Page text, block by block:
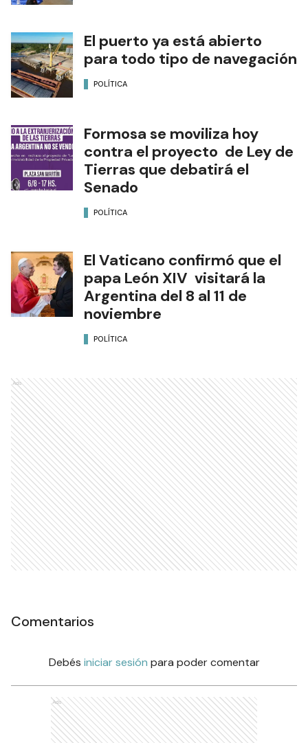
El puerto ya está abierto
para todo tipo de navegación
POLÍTICA
Formosa se moviliza hoy
contra el proyecto de Ley de
Tierras que debatirá el
Senado
POLÍTICA
El Vaticano confirmó que el
papa León XIV visitará la
Argentina del 8 al 11 de
noviembre
POLÍTICA
Ads
Comentarios
Debés iniciar sesión para poder comentar
Ads